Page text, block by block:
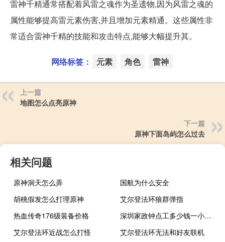
雷神千精通常搭配着风雷之魂作为圣遗物,因为风雷之魂的
属性能够提高雷元素伤害,并且增加元素精通。这些属性非
常适合雷神千精的技能和攻击特点,能够大幅提升其。
网络标签： 元素 角色 雷神
上一篇
地图怎么点亮原神
下一篇
原神下面岛屿怎么过去
相关问题
原神洞天怎么弄
国航为什么安全
胡桃假发怎么打理原神
艾尔登法环狼群弹指
热血传奇176级装备价格
深圳家政钟点工多少钱一小时 - 深圳搞卫生钟点工价格
艾尔登法环近战怎么打怪
艾尔登法环无法和好友联机